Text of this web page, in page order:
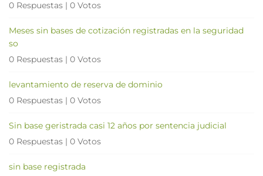
0 Respuestas | 0 Votos
Meses sin bases de cotización registradas en la seguridad
so
0 Respuestas | 0 Votos
levantamiento de reserva de dominio
0 Respuestas | 0 Votos
Sin base geristrada casi 12 años por sentencia judicial
0 Respuestas | 0 Votos
sin base registrada